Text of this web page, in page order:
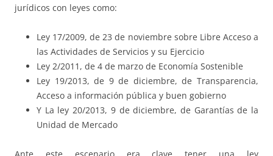
jurídicos con leyes como:
Ley 17/2009, de 23 de noviembre sobre Libre Acceso a
las Actividades de Servicios y su Ejercicio
Ley 2/2011, de 4 de marzo de Economía Sostenible
Ley 19/2013, de 9 de diciembre, de Transparencia,
Acceso a información pública y buen gobierno
Y La ley 20/2013, 9 de diciembre, de Garantías de la
Unidad de Mercado